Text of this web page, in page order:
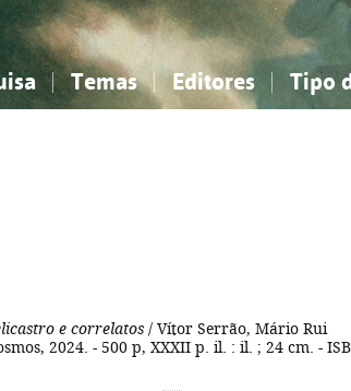
Temas Editores Tipo
e correlatos / Vítor Serrão, Mário Rui
2024. - 500 p, XXXII p. il. : il. ; 24 cm. -